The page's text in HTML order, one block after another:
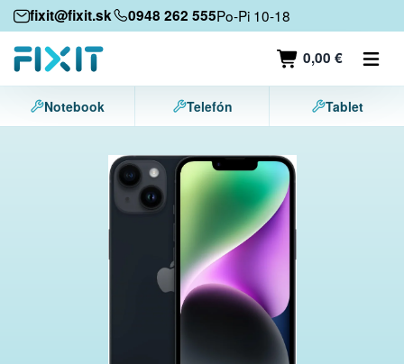
fixit@fixit.sk 0948 262 555Po-Pi 10-18
0,00 €
Mobilné zariadenia
Mobilné telefóny
Tablety
Herné konzoly
Notebook Telefón Tablet